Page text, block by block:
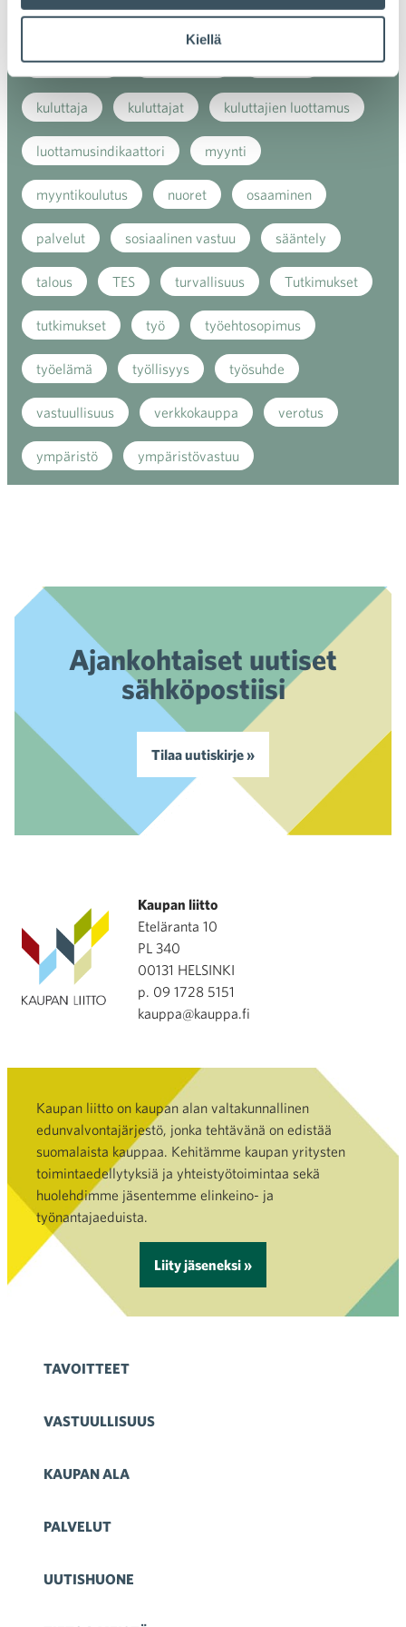
Kiellä
kaupan näkymät kauppa kemikaalit
kiertotalous koronavirus koulutus
kuluttaja kuluttajat kuluttajien luottamus
luottamusindikaattori myynti
myyntikoulutus nuoret osaaminen
palvelut sosiaalinen vastuu sääntely
talous TES turvallisuus Tutkimukset
tutkimukset työ työehtosopimus
työelämä työllisyys työsuhde
vastuullisuus verkkokauppa verotus
ympäristö ympäristövastuu
Ajankohtaiset uutiset
sähköpostiisi
Tilaa uutiskirje »
Kaupan liitto
Eteläranta 10
PL 340
00131 HELSINKI
p. 09 1728 5151
kauppa@kauppa.fi
Kaupan liitto on kaupan alan valtakunnallinen
edunvalvontajärjestö, jonka tehtävänä on edistää
suomalaista kauppaa. Kehitämme kaupan yritysten
toimintaedellytyksiä ja yhteistyötoimintaa sekä
huolehdimme jäsentemme elinkeino- ja
työnantajaeduista.
Liity jäseneksi »
TAVOITTEET
VASTUULLISUUS
KAUPAN ALA
PALVELUT
UUTISHUONE